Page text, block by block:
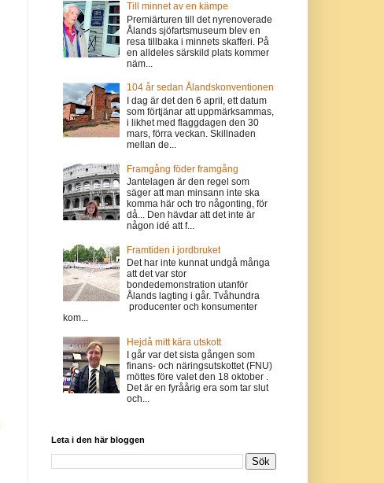
Till minnet av en kämpe
Premiärturen till det nyrenoverade
Ålands sjöfartsmuseum blev en
resa tillbaka i minnets skafferi. På
en alldeles särskild plats kommer
näm...
104 år sedan Ålandskonventionen
I dag är det den 6 april, ett datum
som förtjänar att uppmärksammas,
i likhet med flaggdagen den 30
mars, förra veckan. Skillnaden
mellan de...
Framgång föder framgång
Jantelagen är den regel som
säger att man minsann inte ska
komma här och tro någonting, för
då... Den hävdar att det inte är
någon idé att f...
Framtiden i jordbruket
Det har inte kunnat undgå många
att det var stor
bondedemonstration utanför
Ålands lagting i går. Tvåhundra
producenter och konsumenter
kom...
Hejdå mitt kära utskott
I går var det sista gången som
finans- och näringsutskottet (FNU)
möttes före valet den 18 oktober .
Det är en fyråårig era som tar slut
och...
Leta i den här bloggen